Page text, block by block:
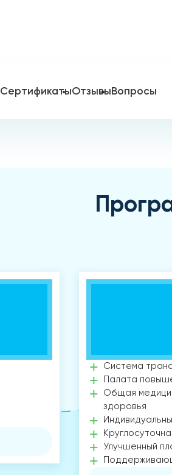
СертификатыОтзывыВопросы
Система
Палата
Общая
здоровья
Улучшенный